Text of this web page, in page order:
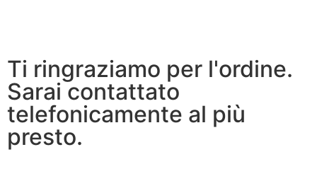
Ti ringraziamo per l'ordine.
Sarai contattato
telefonicamente al più
presto.